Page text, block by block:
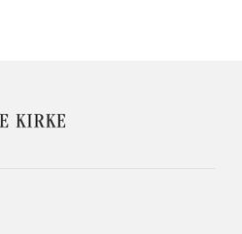
KONTAKTINFORMASJON